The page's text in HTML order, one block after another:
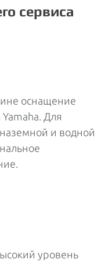
сервиса
оснащение
Для
и водной
уровень